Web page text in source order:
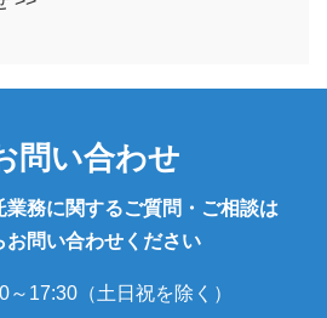
問い合わせ
務に関するご質問・ご相談は
お問い合わせください
～17:30（土日祝を除く）